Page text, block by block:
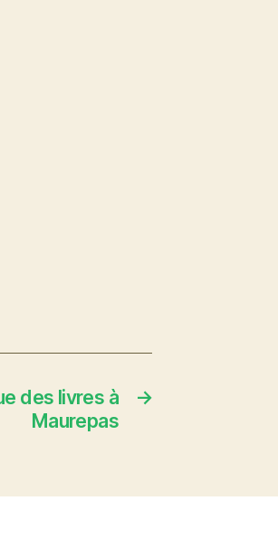
→
des livres à
Maurepas